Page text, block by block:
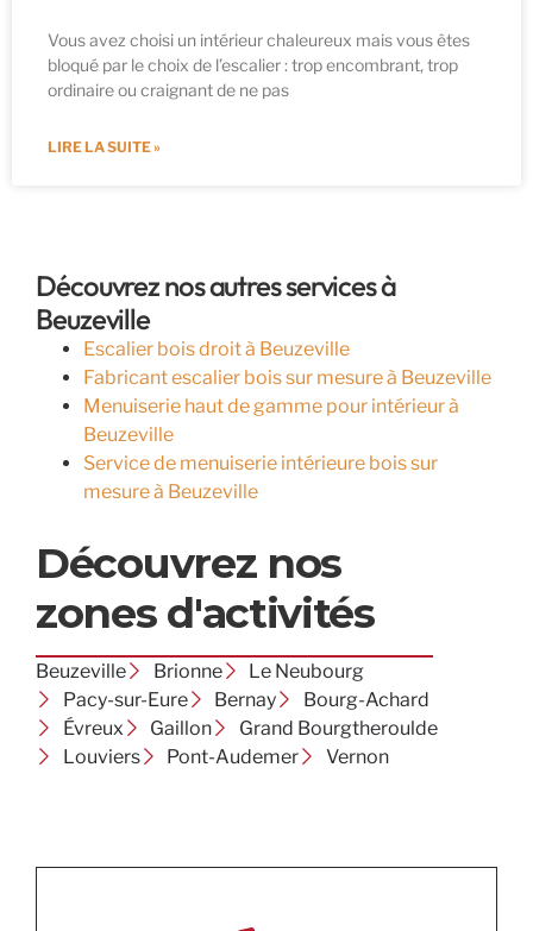
Vous avez choisi un intérieur chaleureux mais vous êtes
bloqué par le choix de l’escalier : trop encombrant, trop
ordinaire ou craignant de ne pas
LIRE LA SUITE »
Découvrez nos autres services à
Beuzeville
Escalier bois droit à Beuzeville
Fabricant escalier bois sur mesure à Beuzeville
Menuiserie haut de gamme pour intérieur à
Beuzeville
Service de menuiserie intérieure bois sur
mesure à Beuzeville
Découvrez nos
zones d'activités
Beuzeville Brionne
Le Neubourg
Pacy-sur-Eure
Bernay
Bourg-Achard
Évreux
Gaillon
Grand Bourgtheroulde
Louviers
Pont-Audemer Vernon